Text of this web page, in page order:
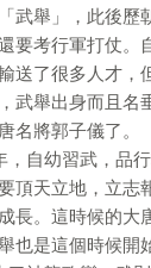
武舉」，此後歷
要考行軍打仗。
送了很多人才，
武舉出身而且名
名將郭子儀了。
，自幼習武，品
頂天立地，立志
長。這時候的大
也是這個時候開